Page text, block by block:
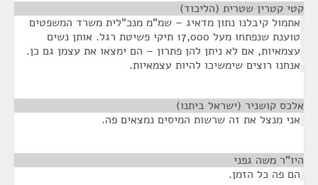
קטי קטרין שטרית (הליכוד)
אתמול קיבלנו נתון מדאיג – שמ"מ מנכ"לית משרד המשפטים
טוענת שנפתחו מעל 17,000 תיקי פשיטת רגל. אותן נשים
עצמאיות, אם לא ניתן להן פתרון – הם ימצאו את עצמן גם כן.
אנחנו רוצים שימשיכו להיות עצמאיות.
אלכס קושניר (ישראל ביתנו)
אני מנצל את זה שרשות המיסים נמצאים פה.
היו"ר משה גפני
הם פה כל הזמן.